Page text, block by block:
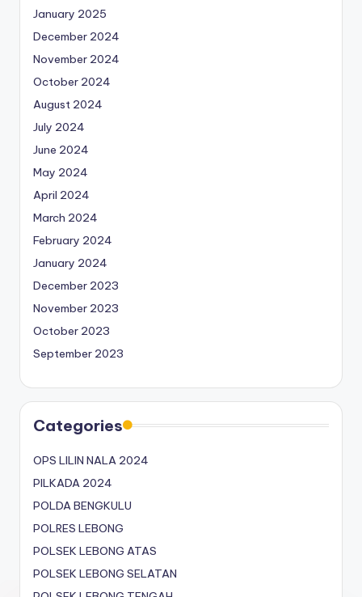
January 2025
December 2024
November 2024
October 2024
August 2024
July 2024
June 2024
May 2024
April 2024
March 2024
February 2024
January 2024
December 2023
November 2023
October 2023
September 2023
Categories
OPS LILIN NALA 2024
PILKADA 2024
POLDA BENGKULU
POLRES LEBONG
POLSEK LEBONG ATAS
POLSEK LEBONG SELATAN